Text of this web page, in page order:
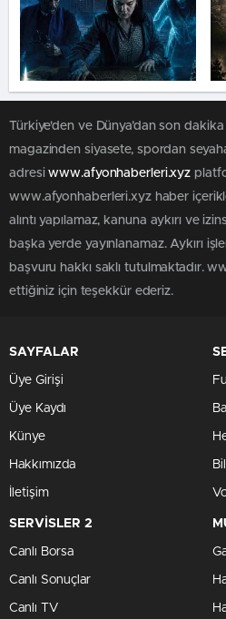
Türkiye'den ve Dünya’dan son dakika
magazinden siyasete, spordan
adresiwww.afyonhaberleri.xyz
www.afyonhaberleri.xyz haber
alıntı yapılamaz, kanuna aykırı ve
başka yerde yayınlanamaz. Aykırı
başvuru hakkı saklı tutulmaktadır.
ettiğiniz için teşekkür ederiz.
SAYFALAR
Üye Girişi
Üye Kaydı
Künye
Hakkımızda
İletişim
SERVİSLER 2
Canlı Borsa
Canlı Sonuçlar
Canlı TV